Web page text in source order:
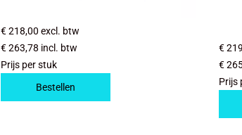
€ 218,00 excl. btw
€ 263,78 incl. btw
Prijs per stuk
Bestellen
€
€
Prijs